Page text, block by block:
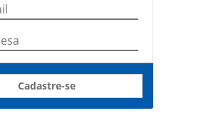
Cadastre-se